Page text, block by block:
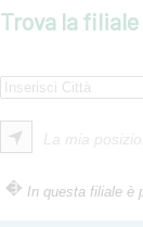
Trova la
La mia
In questa filiale è